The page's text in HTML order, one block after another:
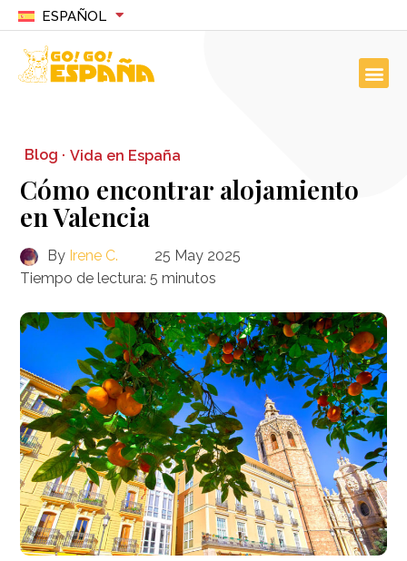
ESPAÑOL
Blog · Vida en España
Cómo encontrar alojamiento
en Valencia
By Irene C.
25 May 2025
Tiempo de lectura: 5 minutos